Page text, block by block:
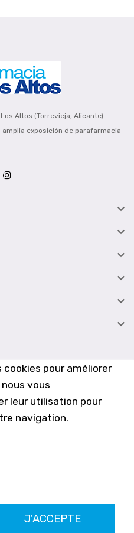
pour améliorer
vous
leur utilisation pour
navigation.
J'ACCEPTE
Altos (Torrevieja, Alicante).
exposición de parafarmacia






Altos nº756
Grau 22555408K